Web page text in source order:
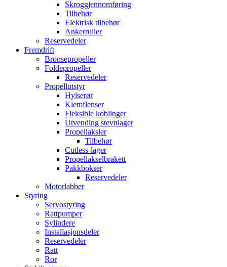
Skroggjennomføring
Tilbehør
Elektrisk tilbehør
Ankerruller
Reservedeler
Fremdrift
Bronsepropeller
Foldepropeller
Reservedeler
Propellutstyr
Hylserør
Klemflenser
Fleksible koblinger
Utvending stevnlager
Propellaksler
Tilbehør
Cutless-lager
Propellakselbrakett
Pakkbokser
Reservedeler
Motorlabber
Styring
Servostyring
Rattpumper
Sylindere
Installasjonsdeler
Reservedeler
Ratt
Ror